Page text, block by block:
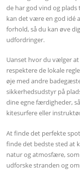
de har god vind og plads
kan det være en god idé
forhold, så du kan øve
udfordringer.
Uanset hvor du vælger
respektere de lokale
øje med andre
sikkerhedsudstyr på
dine egne færdigheder,
kitesurfere eller
At finde det perfekte
finde det bedste sted at
natur og atmosfære,
udforske stranden og